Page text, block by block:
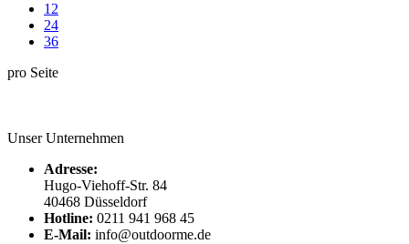
12
24
36
pro Seite
Unser Unternehmen
Adresse:
Hugo-Viehoff-Str. 84
40468 Düsseldorf
Hotline: 0211 941 968 45
E-Mail: info@outdoorme.de